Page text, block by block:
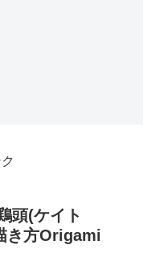
頭(ケイト
方Origami